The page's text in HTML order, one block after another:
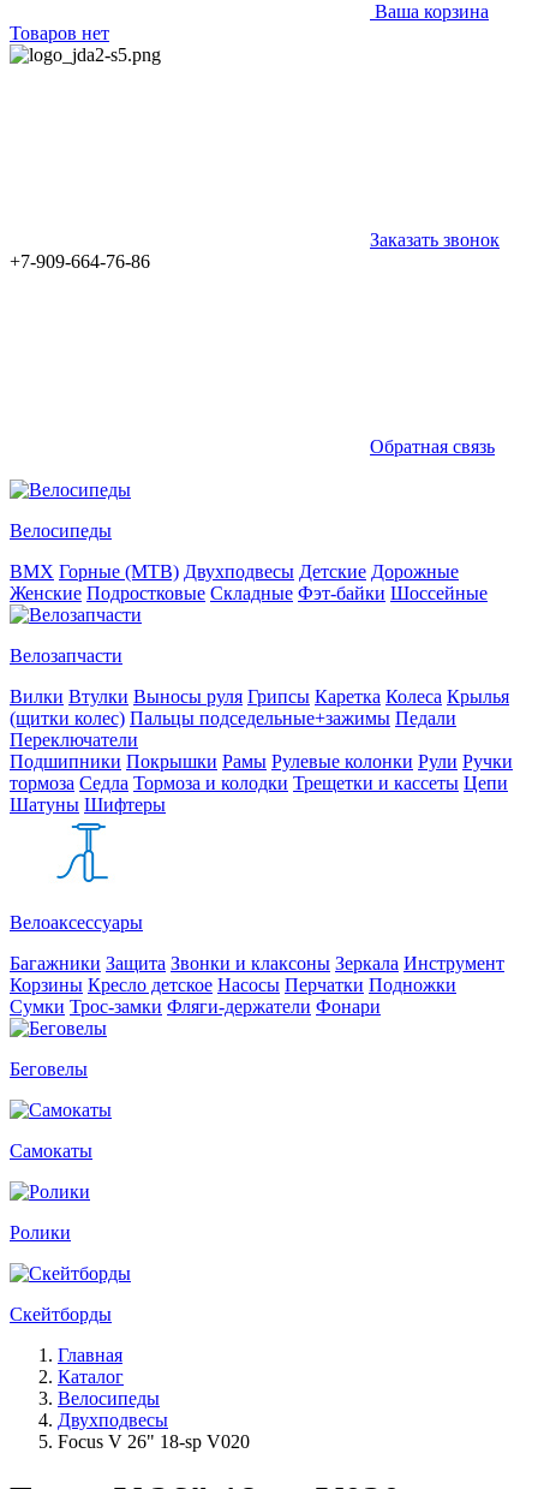
Ваша корзина
Товаров нет
Заказать звонок
+7-909-664-76-86
Обратная связь
Велосипеды
BMX Горные (MTB) Двухподвесы Детские Дорожные
Женские Подростковые Складные Фэт-байки Шоссейные
Велозапчасти
Вилки Втулки Выносы руля Грипсы Каретка Колеса Крылья
(щитки колес) Пальцы подседельные+зажимы Педали
Переключатели
Подшипники Покрышки Рамы Рулевые колонки Рули Ручки
тормоза Седла Тормоза и колодки Трещетки и кассеты Цепи
Шатуны Шифтеры
Велоаксессуары
Багажники Защита Звонки и клаксоны Зеркала Инструмент
Корзины Кресло детское Насосы Перчатки Подножки
Сумки Трос-замки Фляги-держатели Фонари
Беговелы
Самокаты
Ролики
Скейтборды
Главная
Каталог
Велосипеды
Двухподвесы
Focus V 26" 18-sp V020